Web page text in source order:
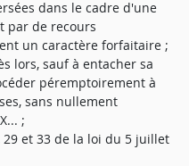
dans le cadre d'une
par de recours
un caractère forfaitaire ;
lors, sauf à entacher sa
péremptoirement à
sans nullement
;
et 33 de la loi du 5 juillet